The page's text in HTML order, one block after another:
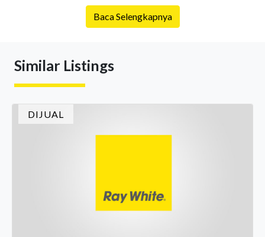
istimewa bagi para pelaku industri properti dan keuangan.
Lebih dari 400 marketing executives dan principals
menghidupkan suasana, acara ini dihadiri oleh Country
Baca Selengkapnya
Similar Listings
DIJUAL